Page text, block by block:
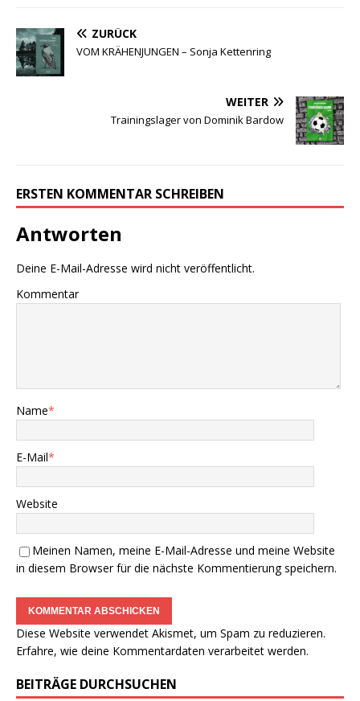
ZURÜCK
VOM KRÄHENJUNGEN – Sonja Kettenring
WEITER
Trainingslager von Dominik Bardow
ERSTEN KOMMENTAR SCHREIBEN
Antworten
Deine E-Mail-Adresse wird nicht veröffentlicht.
Kommentar
Name*
E-Mail*
Website
Meinen Namen, meine E-Mail-Adresse und meine Website
in diesem Browser für die nächste Kommentierung speichern.
Diese Website verwendet Akismet, um Spam zu reduzieren.
Erfahre, wie deine Kommentardaten verarbeitet werden.
BEITRÄGE DURCHSUCHEN